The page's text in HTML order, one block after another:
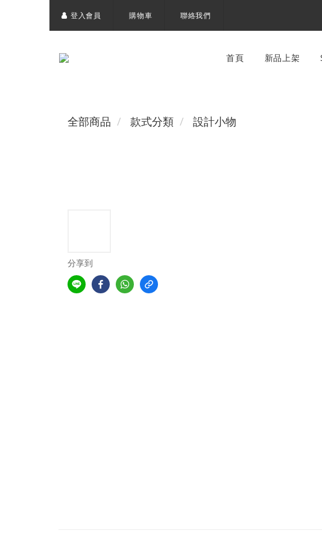
登入會員 購物車 聯絡我們
首頁 新品上架
全部商品 款式分類 設計小物
分享到